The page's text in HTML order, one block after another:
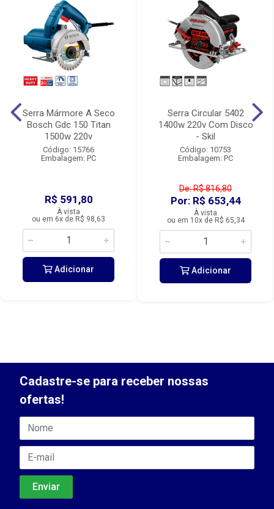
Serra Mármore A Seco
Bosch Gdc 150 Titan
1500w 220v
Código: 15766
Embalagem: PC
R$ 591,80
À vista
ou em 6x de R$ 98,63
Adicionar
Serra Circular 5402
1400w 220v Com Disco
- Skil
Código: 10753
Embalagem: PC
De: R$ 816,80
Por: R$ 653,44
À vista
ou em 10x de R$ 65,34
Adicionar
Cadastre-se para receber nossas
ofertas!